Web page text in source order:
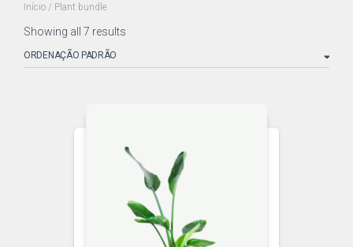
Início / Plant bundle
Showing all 7 results